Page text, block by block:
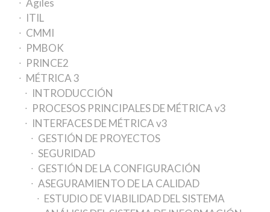
Ágiles
ITIL
CMMI
PMBOK
PRINCE2
MÉTRICA 3
INTRODUCCIÓN
PROCESOS PRINCIPALES DE MÉTRICA v3
INTERFACES DE MÉTRICA v3
GESTIÓN DE PROYECTOS
SEGURIDAD
GESTIÓN DE LA CONFIGURACIÓN
ASEGURAMIENTO DE LA CALIDAD
ESTUDIO DE VIABILIDAD DEL SISTEMA